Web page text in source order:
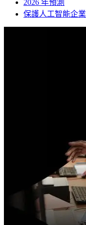
2026 年預測
保護人工智能企業